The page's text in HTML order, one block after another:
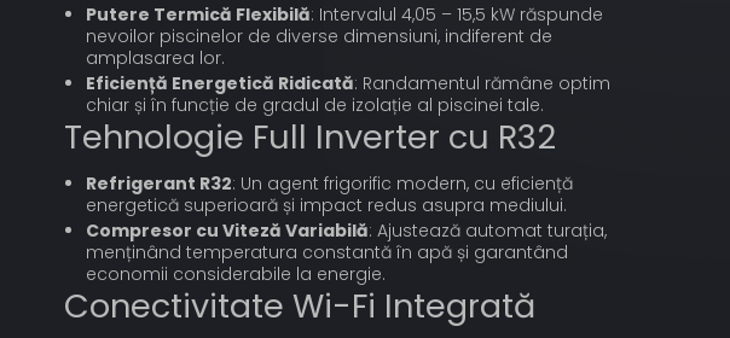
Putere Termică Flexibilă: Intervalul 4,05 – 15,5 kW răspunde
nevoilor piscinelor de diverse dimensiuni, indiferent de
amplasarea lor.
Eficiență Energetică Ridicată: Randamentul rămâne optim
chiar și în funcție de gradul de izolație al piscinei tale.
Tehnologie Full Inverter cu R32
Refrigerant R32: Un agent frigorific modern, cu eficiență
energetică superioară și impact redus asupra mediului.
Compresor cu Viteză Variabilă: Ajustează automat turația,
menținând temperatura constantă în apă și garantând
economii considerabile la energie.
Conectivitate Wi-Fi Integrată